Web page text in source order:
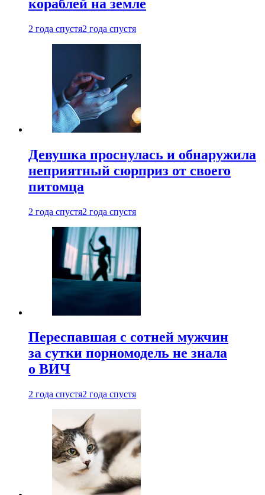
кораблей на земле
2 года спустя2 года спустя
Девушка проснулась и обнаружила
неприятный сюрприз от своего
питомца
2 года спустя2 года спустя
Переспавшая с сотней мужчин
за сутки порномодель не знала
о ВИЧ
2 года спустя2 года спустя